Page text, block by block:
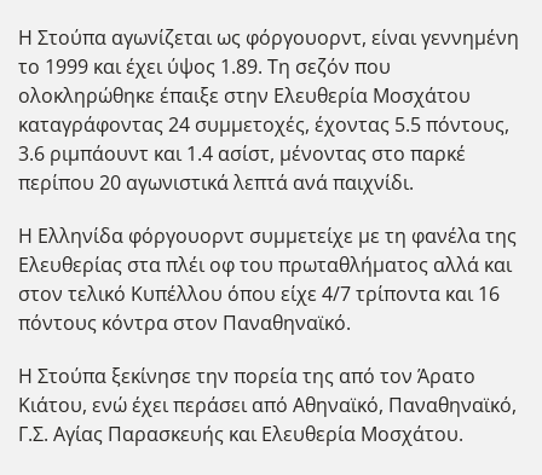
Η Στούπα αγωνίζεται ως φόργουορντ, είναι γεννημένη
το 1999 και έχει ύψος 1.89. Τη σεζόν που
ολοκληρώθηκε έπαιξε στην Ελευθερία Μοσχάτου
καταγράφοντας 24 συμμετοχές, έχοντας 5.5 πόντους,
3.6 ριμπάουντ και 1.4 ασίστ, μένοντας στο παρκέ
περίπου 20 αγωνιστικά λεπτά ανά παιχνίδι.
Η Ελληνίδα φόργουορντ συμμετείχε με τη φανέλα της
Ελευθερίας στα πλέι οφ του πρωταθλήματος αλλά και
στον τελικό Κυπέλλου όπου είχε 4/7 τρίποντα και 16
πόντους κόντρα στον Παναθηναϊκό.
Η Στούπα ξεκίνησε την πορεία της από τον Άρατο
Κιάτου, ενώ έχει περάσει από Αθηναϊκό, Παναθηναϊκό,
Γ.Σ. Αγίας Παρασκευής και Ελευθερία Μοσχάτου.